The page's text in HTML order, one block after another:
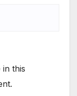
in this